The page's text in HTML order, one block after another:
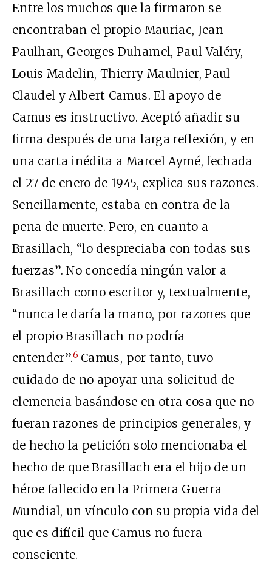
Entre los muchos que la firmaron se
encontraban el propio Mauriac, Jean
Paulhan, Georges Duhamel, Paul Valéry,
Louis Madelin, Thierry Maulnier, Paul
Claudel y Albert Camus. El apoyo de
Camus es instructivo. Aceptó añadir su
firma después de una larga reflexión, y en
una carta inédita a Marcel Aymé, fechada
el 27 de enero de 1945, explica sus razones.
Sencillamente, estaba en contra de la
pena de muerte. Pero, en cuanto a
Brasillach, “lo despreciaba con todas sus
fuerzas”. No concedía ningún valor a
Brasillach como escritor y, textualmente,
“nunca le daría la mano, por razones que
el propio Brasillach no podría
entender”.6 Camus, por tanto, tuvo
cuidado de no apoyar una solicitud de
clemencia basándose en otra cosa que no
fueran razones de principios generales, y
de hecho la petición solo mencionaba el
hecho de que Brasillach era el hijo de un
héroe fallecido en la Primera Guerra
Mundial, un vínculo con su propia vida del
que es difícil que Camus no fuera
consciente.